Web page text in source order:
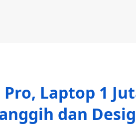
Laptop 1
dan